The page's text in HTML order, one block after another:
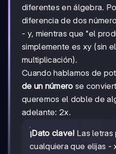
diferentes en álgebra.
diferencia de dos
- y, mientras que "el
simplemente es xy (sin
multiplicación).
Cuando hablamos de
de un número se
queremos el doble de
adelante: 2x.
¡Dato clave! Las letras
cualquiera que elijas -